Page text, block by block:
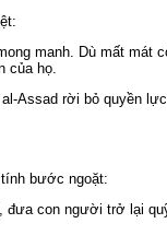
manh. Dù mất mát
của họ.
Assad rời bỏ quyền
bước ngoặt:
, đưa con người trở lại